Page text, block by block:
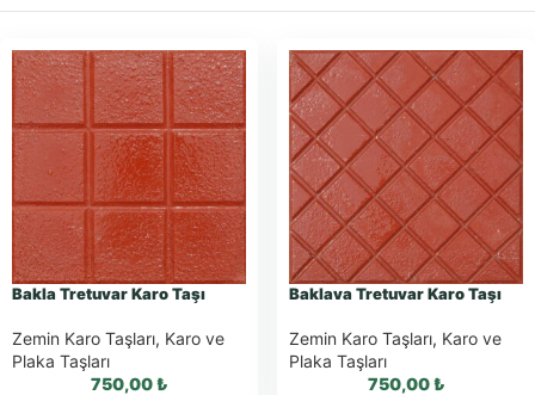
Bakla Tretuvar Karo Taşı
Zemin Karo Taşları, Karo ve
Plaka Taşları
750,00₺
Baklava Tretuvar Karo Taşı
Zemin Karo Taşları, Karo ve
Plaka Taşları
750,00₺